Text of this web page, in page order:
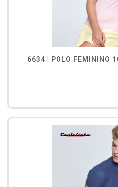
6634 | PÓLO FEMININO